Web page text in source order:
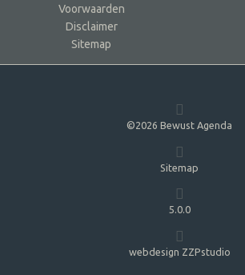
Voorwaarden
Disclaimer
Sitemap
©2026 Bewust Agenda
Sitemap
5.0.0
webdesign ZZPstudio